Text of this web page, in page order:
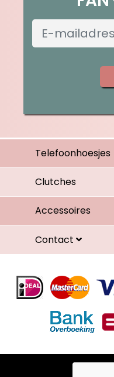
Telefoonhoesjes
Clutches
Accessoires
Contact